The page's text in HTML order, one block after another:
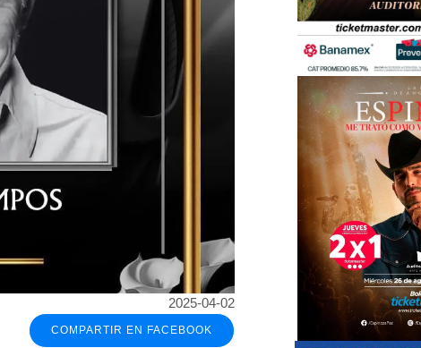
2025-04-02
COMPARTIR EN FACEBOOK